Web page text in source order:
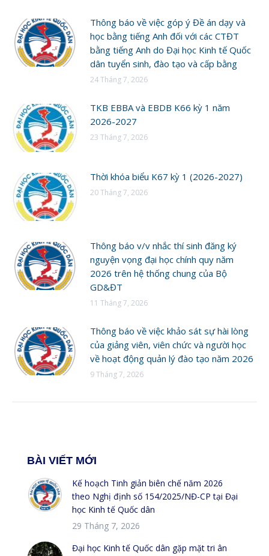
Thông báo về việc góp ý Đề án dạy và
học bằng tiếng Anh đối với các CTĐT
bằng tiếng Anh do Đại học Kinh tế Quốc
dân tuyển sinh, đào tạo và cấp bằng
24 Tháng 7, 2026
TKB EBBA và EBDB K66 kỳ 1 năm
2026-2027
23 Tháng 7, 2026
Thời khóa biểu K67 kỳ 1 (2026-2027)
20 Tháng 7, 2026
Thông báo v/v nhắc thí sinh đăng ký
nguyện vọng đại học chính quy năm
2026 trên hệ thống chung của Bộ
GD&ĐT
11 Tháng 7, 2026
Thông báo về việc khảo sát sự hài lòng
của giảng viên, viên chức và người học
về hoạt động quản lý đào tạo năm 2026
9 Tháng 7, 2026
BÀI VIẾT MỚI
Kế hoạch Tinh giản biên chế năm 2026
theo Nghị định số 154/2025/NĐ-CP tại Đại
học Kinh tế Quốc dân
29 Tháng 7, 2026
Đại học Kinh tế Quốc dân gặp mặt tri ân